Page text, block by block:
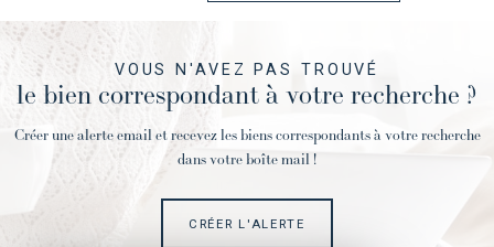
VOUS N'AVEZ PAS TROUVÉ
le bien correspondant à votre recherche ?
Créer une alerte email et recevez les biens correspondants à votre recherche
dans votre boîte mail !
CRÉER L'ALERTE